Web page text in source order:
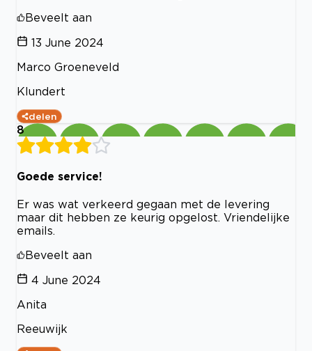
Beveelt aan
13 June 2024
Marco Groeneveld
Klundert
delen
8
Goede service!
Er was wat verkeerd gegaan met de levering
maar dit hebben ze keurig opgelost. Vriendelijke
emails.
Beveelt aan
4 June 2024
Anita
Reeuwijk